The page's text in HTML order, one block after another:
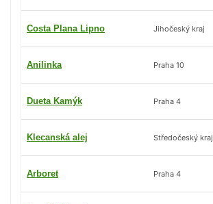
Costa Plana Lipno Jihočeský kraj
Anilinka Praha 10
Dueta Kamýk Praha 4
Klecanská alej Středočeský kraj
Arboret Praha 4